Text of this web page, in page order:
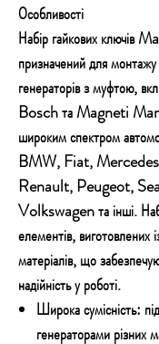
Особливості
Набір гайкових
призначений для
генераторів з муфтою,
Bosch та Magneti
широким спектром
BMW, Fiat,
Renault, Peugeot,
Volkswagen та інші.
елементів, виготовлених
матеріалів, що
надійність у роботі.
Широка сумісність:
генераторами різних